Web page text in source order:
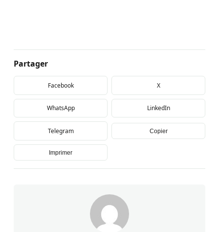
Partager
Facebook X
WhatsApp LinkedIn
Telegram Copier
Imprimer